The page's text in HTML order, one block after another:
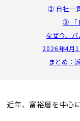
② 自社一
③ 「
なぜ今、
2026年4月
まとめ：
近年、富裕層を中心